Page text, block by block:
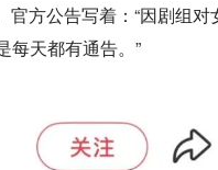
方公告写着：“因剧组对
每天都有通告。”